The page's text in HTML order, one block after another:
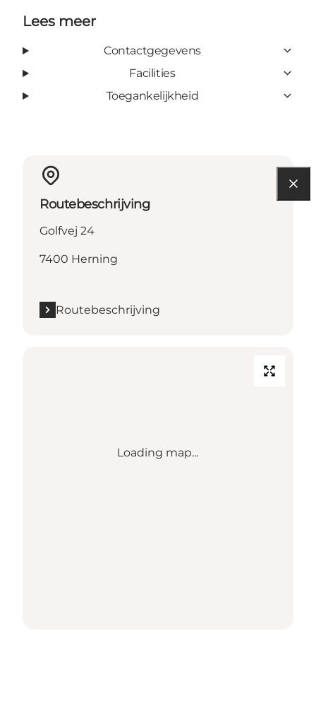
Lees meer
Contactgegevens
Facilities
Toegankelijkheid
Routebeschrijving
Golfvej 24
7400 Herning
Routebeschrijving
Loading map...